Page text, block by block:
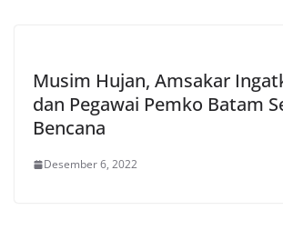
Musim Hujan, Amsakar
dan Pegawai Pemko Batam
Bencana
Desember 6, 2022